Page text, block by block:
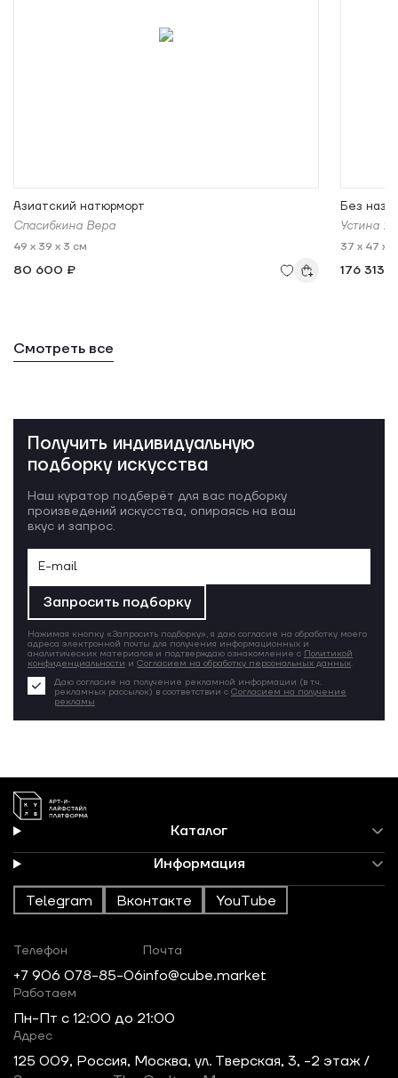
Азиатский натюрморт
Спасибкина Вера
49 x 39 x 3 см
80 600 ₽
Без
Устина
37 x 47 x
176 313 ₽
Смотреть все
Получить индивидуальную
подборку искусства
Наш куратор подберёт для вас подборку
произведений искусства, опираясь на ваш
вкус и запрос.
Запросить подборку
Нажимая кнопку «Запросить подборку», я даю согласие на обработку моего
адреса электронной почты для получения информационных и
аналитических материалов и подтверждаю ознакомление с Политикой
конфиденциальности и Согласием на обработку персональных данных.
Даю согласие на получение рекламной информации (в т.ч.
рекламных рассылок) в соответствии с Согласием на получение
рекламы
Каталог
Информация
Telegram Вконтакте YouTube
Телефон
+7 906 078-85-06
Почта
info@cube.market
Работаем
Пн-Пт c 12:00 до 21:00
Адрес
125 009, Россия, Москва, ул. Тверская, 3, -2 этаж /